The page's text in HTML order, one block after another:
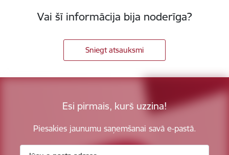
Vai šī informācija bija noderīga?
Sniegt atsauksmi
Esi pirmais, kurš uzzina!
Piesakies jaunumu saņemšanai savā e-pastā.